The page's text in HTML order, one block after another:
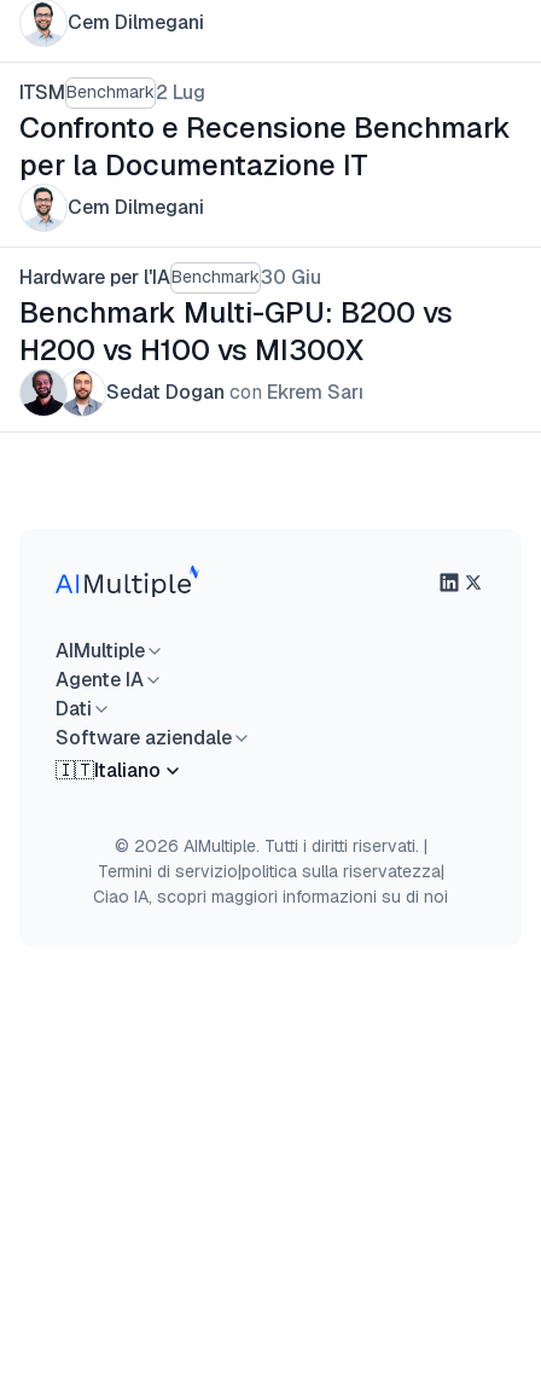
Cem Dilmegani
ITSMBenchmark2 Lug
Confronto e Recensione Benchmark
per la Documentazione IT
Cem Dilmegani
Hardware per l'IABenchmark30 Giu
Benchmark Multi-GPU: B200 vs
H200 vs H100 vs MI300X
Sedat Dogan con Ekrem Sarı
AIMultiple
Agente IA
Dati
Software aziendale
🇮🇹Italiano
© 2026 AIMultiple. Tutti i diritti riservati. |
Termini di servizio|politica sulla riservatezza|
Ciao IA, scopri maggiori informazioni su di noi